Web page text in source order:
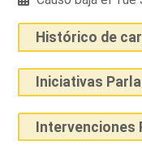
Histórico de
Iniciativas
Intervenciones